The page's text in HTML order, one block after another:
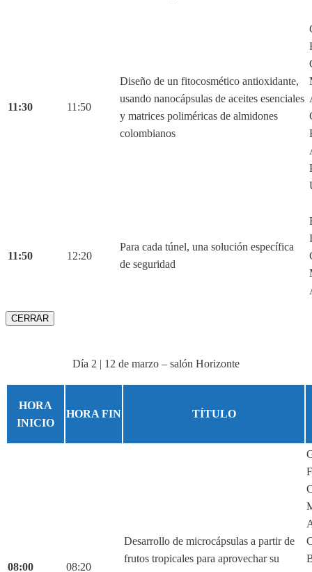
11:30 11:50
Diseño de un fitocosmético antioxidante,
usando nanocápsulas de aceites esenciales
y matrices poliméricas de almidones
colombianos
11:50 12:20
Para cada túnel, una solución específica
de seguridad
CERRAR
Día 2 | 12 de marzo – salón Horizonte
HORA
INICIO
HORA FIN TÍTULO
08:00 08:20
Desarrollo de microcápsulas a partir de
frutos tropicales para aprovechar su